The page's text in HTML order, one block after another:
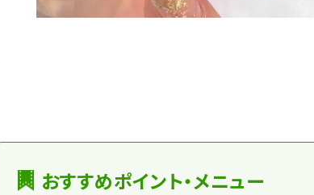
おすすめポイント・メニュー